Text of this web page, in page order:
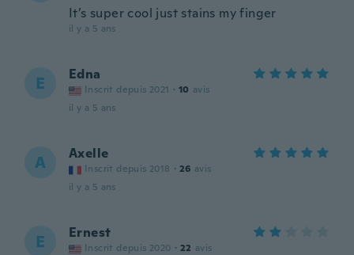
It’s super cool just stains my finger
il y a 5 ans
E Edna
Inscrit depuis 2021 · 10 avis
il y a 5 ans
A Axelle
Inscrit depuis 2018 · 26 avis
il y a 5 ans
E Ernest
Inscrit depuis 2020 · 22 avis